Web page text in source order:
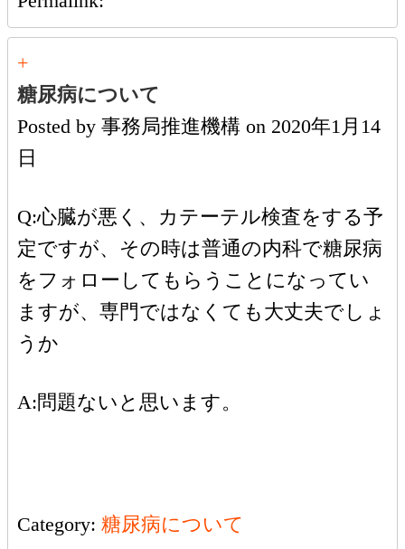
+
糖尿病について
Posted by 事務局推進機構 on 2020年1月14
日
Q:心臓が悪く、カテーテル検査をする予
定ですが、その時は普通の内科で糖尿病
をフォローしてもらうことになってい
ますが、専門ではなくても大丈夫でしょ
うか
A:問題ないと思います。
Category: 糖尿病について